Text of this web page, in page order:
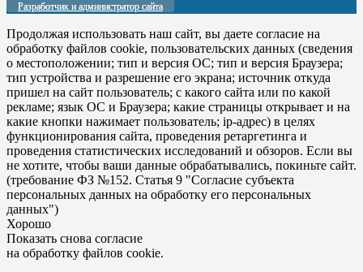
Разработчик и администратор сайта
Продолжая использовать наш сайт, вы даете согласие на
обработку файлов cookie, пользовательских данных (сведения
о местоположении; тип и версия ОС; тип и версия Браузера;
тип устройства и разрешение его экрана; источник откуда
пришел на сайт пользователь; с какого сайта или по какой
рекламе; язык ОС и Браузера; какие страницы открывает и на
какие кнопки нажимает пользователь; ip-адрес) в целях
функционирования сайта, проведения ретаргетинга и
проведения статистических исследований и обзоров. Если вы
не хотите, чтобы ваши данные обрабатывались, покиньте сайт.
(требование ФЗ №152. Статья 9 "Согласие субъекта
персональных данных на обработку его персональных
данных")
Хорошо
Показать снова согласие
на обработку файлов cookie.